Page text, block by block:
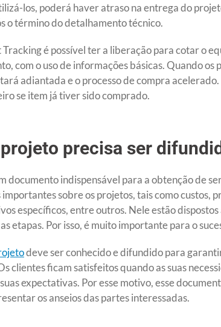
los, poderá haver atraso na entrega do
o término do detalhamento técnico.
é possível ter a liberação para cotar o
com o uso de informações básicas. Quando
adiantada e o processo de compra
se item já tiver sido comprado.
precisa ser
documento indispensável para a obtenção de
sobre os projetos, tais como custos,
específicos, entre outros. Nele estão
etapas. Por isso, é muito importante para o
deve ser conhecido e difundido para
clientes ficam satisfeitos quando as suas
expectativas. Por esse motivo, esse
os anseios das partes interessadas.